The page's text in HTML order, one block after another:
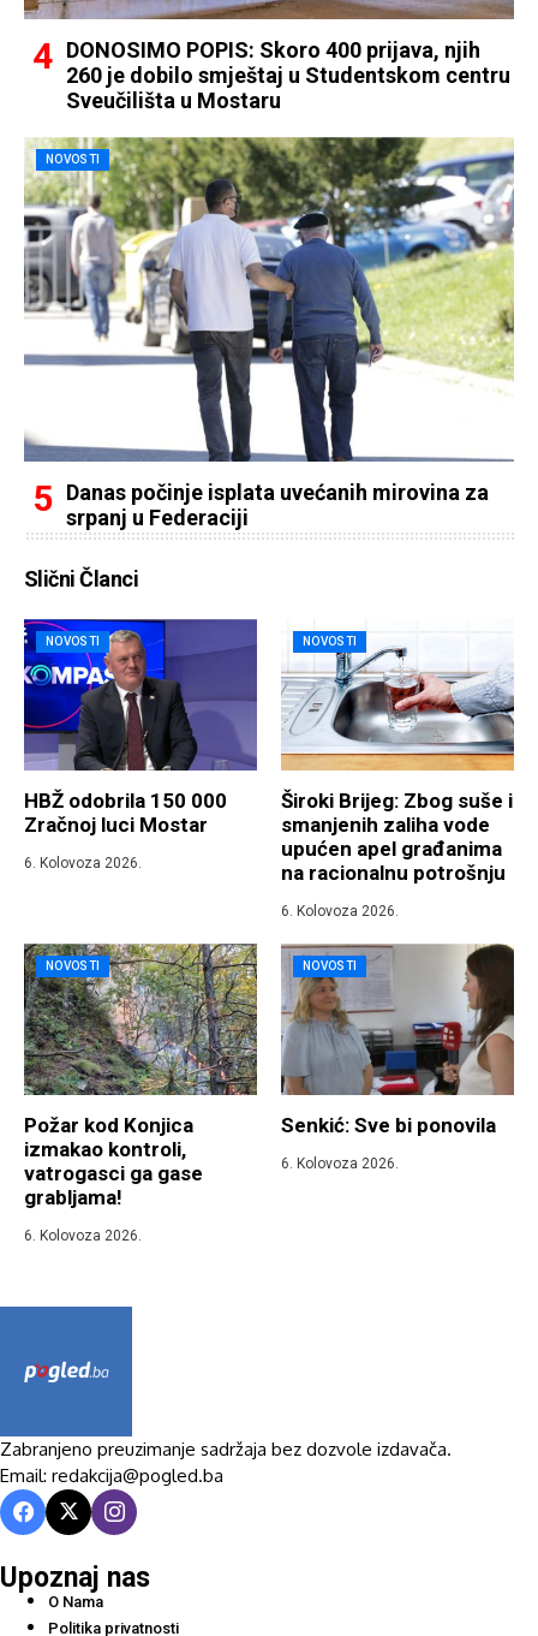
DONOSIMO POPIS: Skoro 400 prijava, njih
260 je dobilo smještaj u Studentskom centru
Sveučilišta u Mostaru
NOVOSTI
Danas počinje isplata uvećanih mirovina za
srpanj u Federaciji
Slični Članci
NOVOSTI
HBŽ odobrila 150 000
Zračnoj luci Mostar
6. Kolovoza 2026.
NOVOSTI
Široki Brijeg: Zbog suše i
smanjenih zaliha vode
upućen apel građanima
na racionalnu potrošnju
6. Kolovoza 2026.
NOVOSTI
Požar kod Konjica
izmakao kontroli,
vatrogasci ga gase
grabljama!
6. Kolovoza 2026.
NOVOSTI
Senkić: Sve bi ponovila
6. Kolovoza 2026.
Zabranjeno preuzimanje sadržaja bez dozvole izdavača.
Email: redakcija@pogled.ba
Upoznaj nas
O Nama
Politika privatnosti